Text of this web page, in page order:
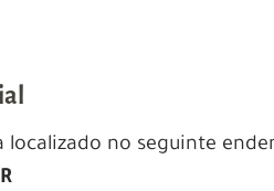
localizado no seguinte